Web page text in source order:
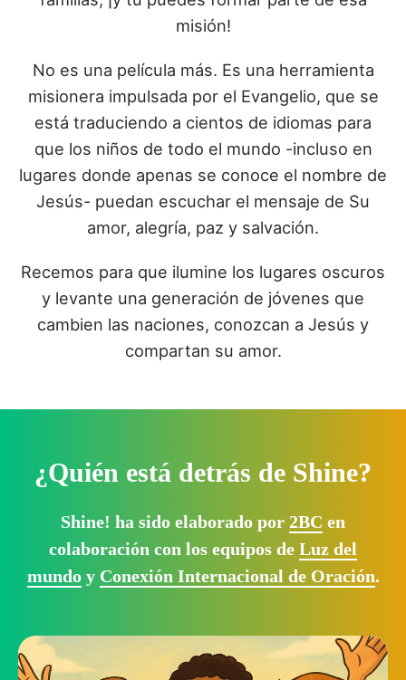
misión!
No es una película más. Es una herramienta
misionera impulsada por el Evangelio, que se
está traduciendo a cientos de idiomas para
que los niños de todo el mundo -incluso en
lugares donde apenas se conoce el nombre de
Jesús- puedan escuchar el mensaje de Su
amor, alegría, paz y salvación.
Recemos para que ilumine los lugares oscuros
y levante una generación de jóvenes que
cambien las naciones, conozcan a Jesús y
compartan su amor.
¿Quién está detrás de Shine?
Shine! ha sido elaborado por 2BC en
colaboración con los equipos de Luz del
mundoy Conexión Internacional de Oración.